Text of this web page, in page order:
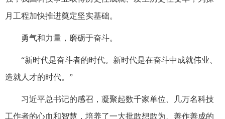
月工程加快推进奠定坚实基础。
勇气和力量，磨砺于奋斗。
“新时代是奋斗者的时代。新时代是在奋斗中成就伟业、
造就人才的时代。”
习近平总书记的感召，凝聚起数千家单位、几万名科技
工作者的心血和智慧，培养了一大批敢想敢为、善作善成的